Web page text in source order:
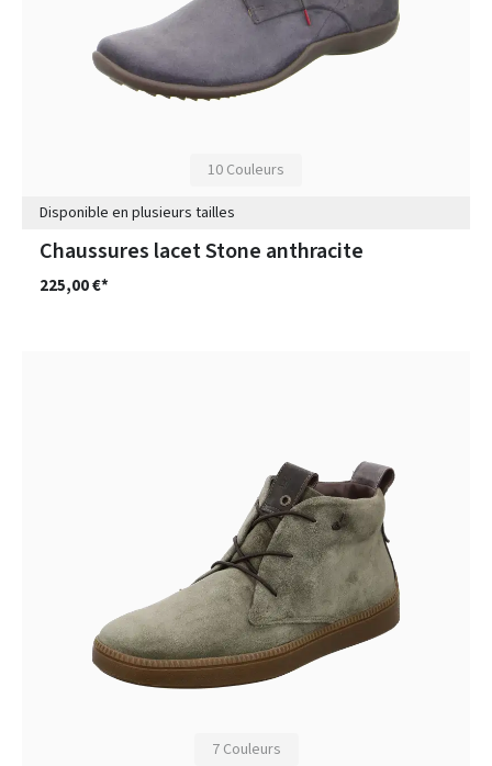
10 Couleurs
Disponible en plusieurs tailles
Chaussures lacet Stone anthracite
225,00 €*
7 Couleurs